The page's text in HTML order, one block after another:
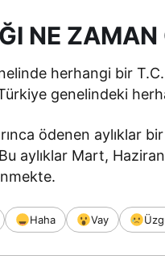
NE ZAMAN
herhangi bir
genelindeki
ödenen aylıklar
aylıklar Mart,
Haha Vay